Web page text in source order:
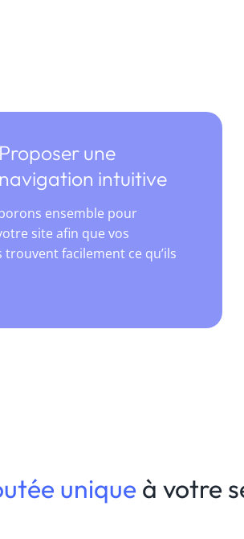
Proposer une
navigation intuitive
ensemble pour
site afin que vos
facilement ce qu’ils
unique à votre